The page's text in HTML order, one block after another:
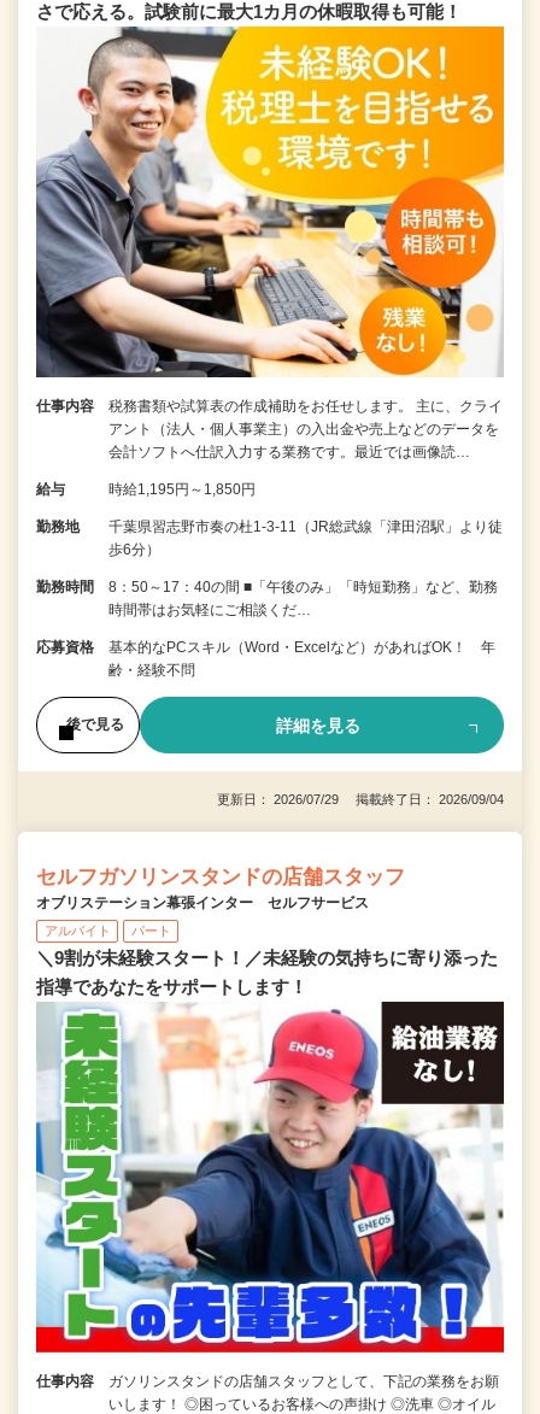
さで応える。試験前に最大1カ月の休暇取得も可能！
仕事内容
税務書類や試算表の作成補助をお任せします。 主に、クライ
アント（法人・個人事業主）の入出金や売上などのデータを
会計ソフトへ仕訳入力する業務です。最近では画像読…
給与 時給1,195円～1,850円
勤務地
千葉県習志野市奏の杜1-3-11（JR総武線「津田沼駅」より徒
歩6分）
勤務時間
8：50～17：40の間 ■「午後のみ」「時短勤務」など、勤務
時間帯はお気軽にご相談くだ…
応募資格
基本的なPCスキル（Word・Excelなど）があればOK！ 年
齢・経験不問
後で見る 詳細を見る
更新日： 2026/07/29 掲載終了日： 2026/09/04
セルフガソリンスタンドの店舗スタッフ
オブリステーション幕張インター セルフサービス
アルバイト パート
＼9割が未経験スタート！／未経験の気持ちに寄り添った
指導であなたをサポートします！
仕事内容
ガソリンスタンドの店舗スタッフとして、下記の業務をお願
いします！ ◎困っているお客様への声掛け ◎洗車 ◎オイル